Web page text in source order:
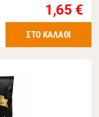
1,65 €
ΣΤΟ ΚΑΛΑΘΙ